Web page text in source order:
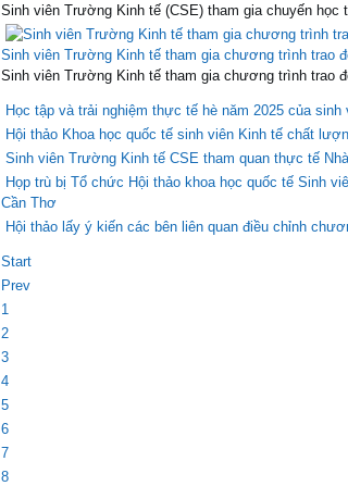
Sinh viên Trường Kinh tế (CSE) tham gia chuyến
Sinh viên Trường Kinh tế tham gia chương trình trao
Sinh viên Trường Kinh tế tham gia chương trình trao
Học tập và trải nghiệm thực tế hè năm 2025 của
Hội thảo Khoa học quốc tế sinh viên Kinh tế chất
Sinh viên Trường Kinh tế CSE tham quan thực tế
Họp trù bị Tổ chức Hội thảo khoa học quốc tế Sinh
Cần Thơ
Hội thảo lấy ý kiến các bên liên quan điều chỉnh
Start
Prev
1
2
3
4
5
6
7
8